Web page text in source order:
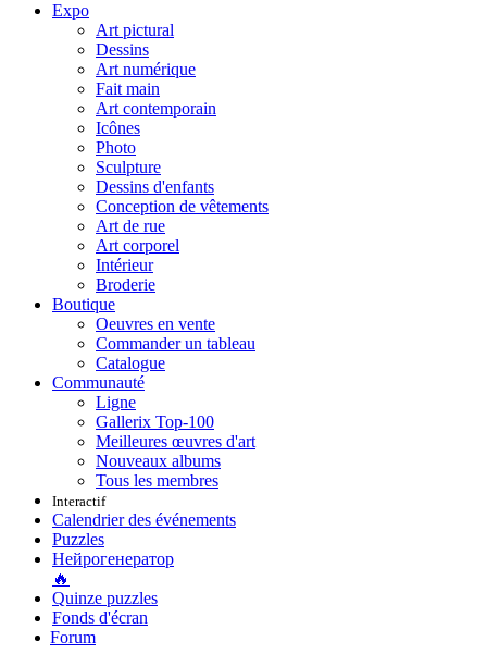
Expo
Art pictural
Dessins
Art numérique
Fait main
Art contemporain
Icônes
Photo
Sculpture
Dessins d'enfants
Conception de vêtements
Art de rue
Art corporel
Intérieur
Broderie
Boutique
Oeuvres en vente
Commander un tableau
Catalogue
Communauté
Ligne
Gallerix Top-100
Meilleures œuvres d'art
Nouveaux albums
Tous les membres
Interactif
Calendrier des événements
Puzzles
Нейрогенератор
🔥
Quinze puzzles
Fonds d'écran
Forum